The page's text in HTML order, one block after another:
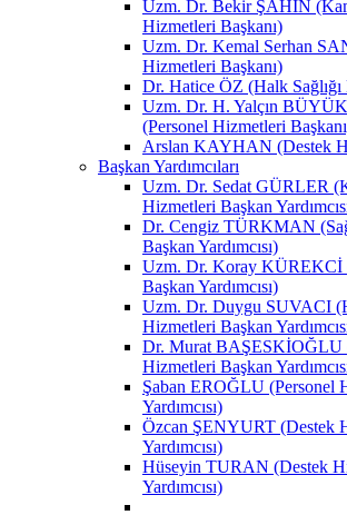
Uzm. Dr. Bekir ŞAHİN
Hizmetleri Başkanı)
Uzm. Dr. Kemal Serhan
Hizmetleri Başkanı)
Dr. Hatice ÖZ (Halk
Uzm. Dr. H. Yalçın
(Personel Hizmetleri
Arslan KAYHAN (Destek
Başkan Yardımcıları
Uzm. Dr. Sedat GÜRLER
Hizmetleri Başkan
Dr. Cengiz TÜRKMAN
Başkan Yardımcısı)
Uzm. Dr. Koray KÜREKCİ
Başkan Yardımcısı)
Uzm. Dr. Duygu SUVACI
Hizmetleri Başkan
Dr. Murat BAŞESKİOĞLU
Hizmetleri Başkan
Şaban EROĞLU (Personel
Yardımcısı)
Özcan ŞENYURT (Destek
Yardımcısı)
Hüseyin TURAN (Destek
Yardımcısı)